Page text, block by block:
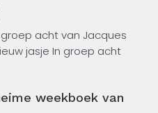
acht van Jacques
jasje In groep acht
en Janneke een geheim
bijhouden. Elke week
weekboek van